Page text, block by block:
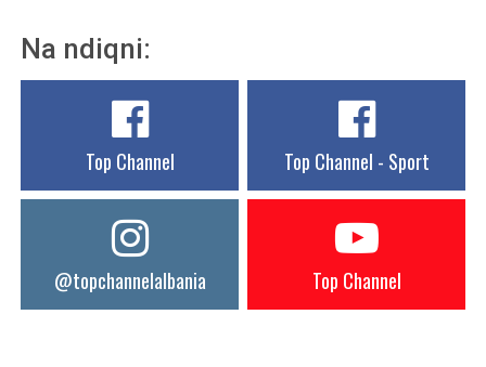
Na ndiqni:
Top Channel Top Channel - Sport
@topchannelalbania Top Channel